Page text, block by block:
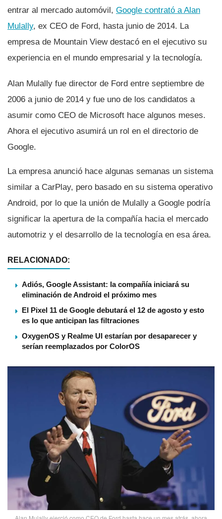
entrar al mercado automóvil, Google contrató a Alan
Mulally, ex CEO de Ford, hasta junio de 2014. La
empresa de Mountain View destacó en el ejecutivo su
experiencia en el mundo empresarial y la tecnologí­a.
Alan Mulally fue director de Ford entre septiembre de
2006 a junio de 2014 y fue uno de los candidatos a
asumir como CEO de Microsoft hace algunos meses.
Ahora el ejecutivo asumirá un rol en el directorio de
Google.
La empresa anunció hace algunas semanas un sistema
similar a CarPlay, pero basado en su sistema operativo
Android, por lo que la unión de Mulally a Google podrí­a
significar la apertura de la compañí­a hacia el mercado
automotriz y el desarrollo de la tecnologí­a en esa área.
RELACIONADO:
Adiós, Google Assistant: la compañía iniciará su
eliminación de Android el próximo mes
El Pixel 11 de Google debutará el 12 de agosto y esto
es lo que anticipan las filtraciones
OxygenOS y Realme UI estarían por desaparecer y
serían reemplazados por ColorOS